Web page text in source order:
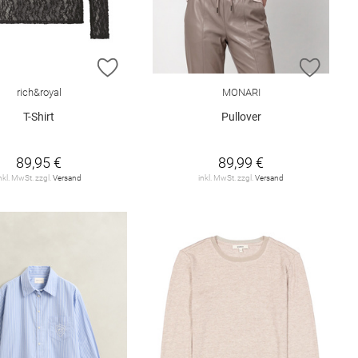
HINZUFÜGEN ZUR WUNSCHLISTE HINZUFÜGEN
rich&royal
T-Shirt
89,95 €
MwSt. zzgl.Versand
ZUR
MONARI
Pullover
89,99 €
inkl. MwSt. zzgl.Versand